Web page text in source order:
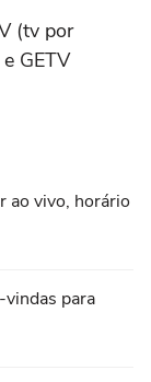
(tv por
GETV
ao vivo, horário
vindas para